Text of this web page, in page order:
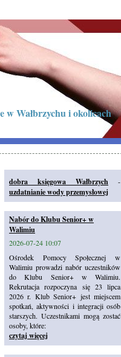
w Wałbrzychu i okolicach
dobra księgowa Wałbrzych -
uzdatnianie wody przemysłowej
Nabór do Klubu Senior+ w
Walimiu
2026-07-24 10:07
Ośrodek Pomocy Społecznej w
Walimiu prowadzi nabór uczestników
do Klubu Senior+ w Walimiu.
Rekrutacja rozpoczyna się 23 lipca
2026 r. Klub Senior+ jest miejscem
spotkań, aktywności i integracji osób
starszych. Uczestnikami mogą zostać
osoby, które:
czytaj więcej